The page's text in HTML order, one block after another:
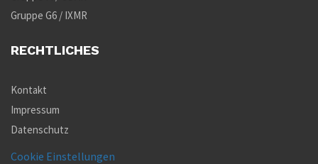
Gruppe G6 / IXMR
RECHTLICHES
Kontakt
Impressum
Datenschutz
Cookie Einstellungen